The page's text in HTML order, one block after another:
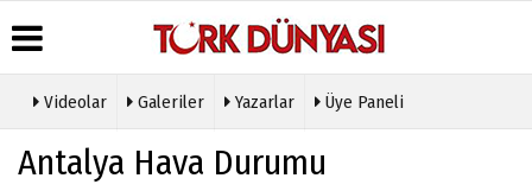
Üye Paneli
Haber
Durumu
Yazarları
Videolar Galeriler Yazarlar Üye Paneli
Antalya Hava Durumu